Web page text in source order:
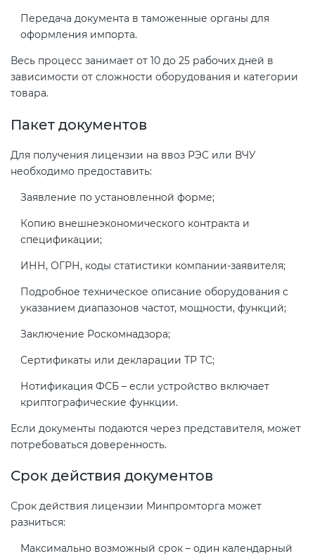
Передача документа в таможенные органы для
оформления импорта.
Весь процесс занимает от 10 до 25 рабочих дней в
зависимости от сложности оборудования и категории
товара.
Пакет документов
Для получения лицензии на ввоз РЭС или ВЧУ
необходимо предоставить:
Заявление по установленной форме;
Копию внешнеэкономического контракта и
спецификации;
ИНН, ОГРН, коды статистики компании-заявителя;
Подробное техническое описание оборудования с
указанием диапазонов частот, мощности, функций;
Заключение Роскомнадзора;
Сертификаты или декларации ТР ТС;
Нотификация ФСБ – если устройство включает
криптографические функции.
Если документы подаются через представителя, может
потребоваться доверенность.
Срок действия документов
Срок действия лицензии Минпромторга может
разниться:
Максимально возможный срок – один календарный